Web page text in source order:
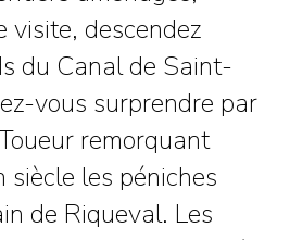
visite, descendez
du Canal de Saint-
vous surprendre par
remorquant
siècle les péniches
de Riqueval. Les